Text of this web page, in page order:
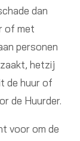
dan
of met
personen
hetzij
de huur of
de Huurder.
voor om de